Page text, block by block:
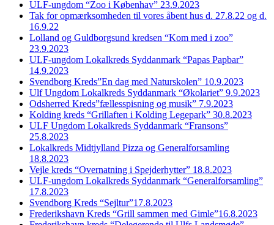
ULF-ungdom “Zoo i Københav” 23.9.2023
Tak for opmærksomheden til vores åbent hus d. 27.8.22 og d.
16.9.22
Lolland og Guldborgsund kredsen “Kom med i zoo”
23.9.2023
ULF-ungdom Lokalkreds Syddanmark “Papas Papbar”
14.9.2023
Svendborg Kreds”En dag med Naturskolen” 10.9.2023
Ulf Ungdom Lokalkreds Syddanmark “Økolariet” 9.9.2023
Odsherred Kreds”fællesspisning og musik” 7.9.2023
Kolding kreds “Grillaften i Kolding Legepark” 30.8.2023
ULF Ungdom Lokalkreds Syddanmark “Fransons”
25.8.2023
Lokalkreds Midtjylland Pizza og Generalforsamling
18.8.2023
Vejle kreds “Overnatning i Spejderhytter” 18.8.2023
ULF-ungdom Lokalkreds Syddanmark “Generalforsamling”
17.8.2023
Svendborg Kreds “Sejltur”17.8.2023
Frederikshavn Kreds “Grill sammen med Gimle”16.8.2023